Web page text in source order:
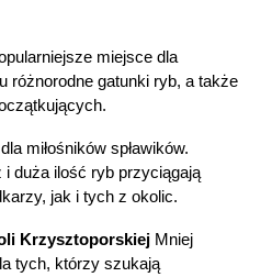
miejsce dla
różnorodne gatunki ryb, a także
miłośników spławików.
duża ilość ryb przyciągają
jak i tych z okolic.
Krzysztoporskiej Mniej
tych, którzy szukają